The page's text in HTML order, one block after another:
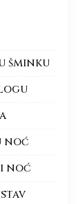
šminku
noć
i noć